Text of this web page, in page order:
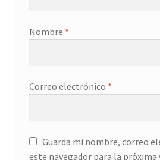
Nombre *
Correo electrónico *
Guarda mi nombre, correo
este navegador para la próxima